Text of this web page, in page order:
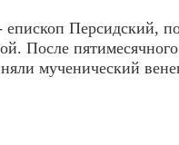
Персидский,
После
мученический